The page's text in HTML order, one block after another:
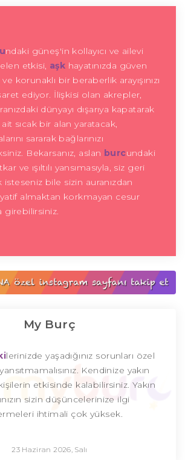
ndaki güneş'in kollayıcı ve ailevi
etkisi, aşk hayatınızda güven
korunaklı bir beraberlik arayışınızı
ediyor. İlişkisi olan akrepler,
dünyayı dışarıya kapatarak
sıcak bir alan yaratacak,
sararak bağlarınızı
Bekarsanız, aslan burcundaki
ve ışıltılı yansımasıyla, siz geri
bile sizin auranızdan
almaktan korkmayan cesur
girebilirsiniz.
My Burç
lerinizde yaşadığınız sorunları özel
Kendinize yakın
etkisinde kalabilirsiniz. Yakın
sizin düşüncelerinize ilgi
ihtimali çok yüksek.
23 Haziran 2026, Salı